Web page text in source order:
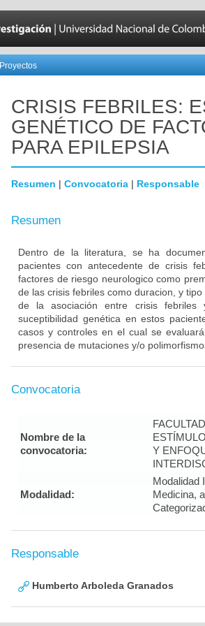
Proyectos
CRISIS FEBRILES:
GENÉTICO DE
PARA EPILEPSIA
Resumen | Convocatoria | Responsable
Resumen
Dentro de la literatura, se ha
pacientes con antecedente de crisis
factores de riesgo neurologico como
de las crisis febriles como duracion, y
de la asociación entre crisis
suceptibilidad genética en estos
casos y controles en el cual se
presencia de mutaciones y/o
Convocatoria
Nombre de la
convocatoria:
Y
Modalidad:
Modalidad
Medicina,
Responsable
Humberto Arboleda Granados